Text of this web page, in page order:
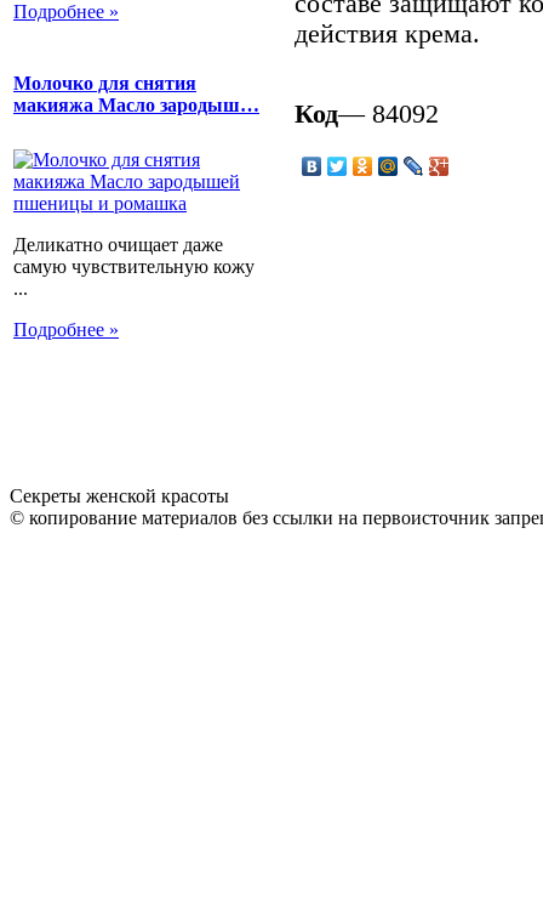
Подробнее »
Молочко для снятия
макияжа Масло зародыш…
Деликатно очищает даже
самую чувствительную кожу
...
Подробнее »
действия крема.
Код— 84092
Секреты женской красоты
© копирование материалов без ссылки на первоисточник